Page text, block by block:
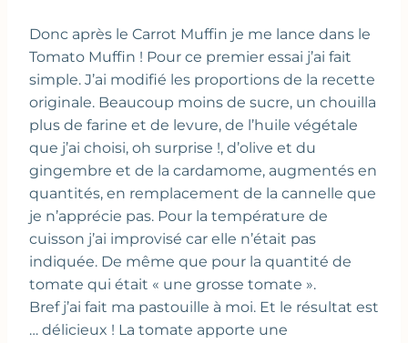
Donc après le Carrot Muffin je me lance dans le
Tomato Muffin ! Pour ce premier essai j’ai fait
simple. J’ai modifié les proportions de la recette
originale. Beaucoup moins de sucre, un chouilla
plus de farine et de levure, de l’huile végétale
que j’ai choisi, oh surprise !, d’olive et du
gingembre et de la cardamome, augmentés en
quantités, en remplacement de la cannelle que
je n’apprécie pas. Pour la température de
cuisson j’ai improvisé car elle n’était pas
indiquée. De même que pour la quantité de
tomate qui était « une grosse tomate ».
Bref j’ai fait ma pastouille à moi. Et le résultat est
… délicieux ! La tomate apporte une